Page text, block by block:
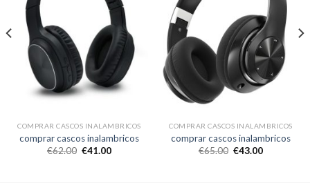
COMPRAR CASCOS INALAMBRICOS
comprar cascos inalambricos
€62.00 €41.00
COMPRAR CASCOS INALAMBRICOS
comprar cascos inalambricos
€65.00 €43.00